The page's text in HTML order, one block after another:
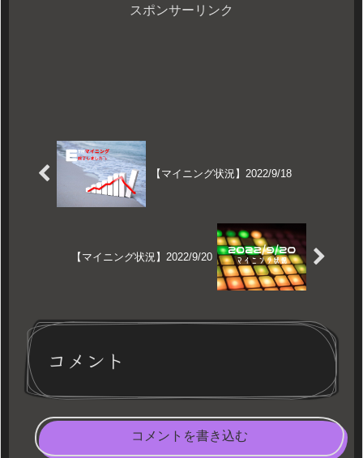
スポンサーリンク
【マイニング状況】2022/9/18
【マイニング状況】2022/9/20
コメント
コメントを書き込む